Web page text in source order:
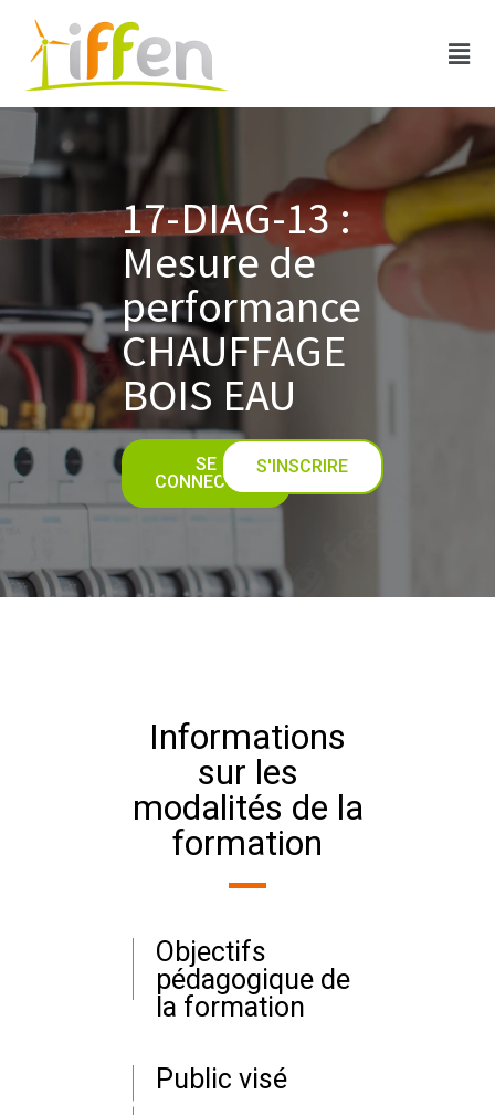
17-DIAG-13 :
Mesure de
performance
CHAUFFAGE
BOIS EAU
SE
CONNECTER
S'INSCRIRE
Informations
sur les
modalités de la
formation
Objectifs
pédagogique de
la formation
Public visé